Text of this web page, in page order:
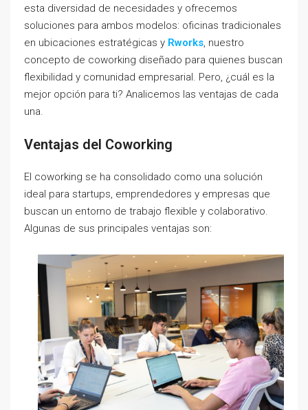
esta diversidad de necesidades y ofrecemos
soluciones para ambos modelos: oficinas tradicionales
en ubicaciones estratégicas y Rworks, nuestro
concepto de coworking diseñado para quienes buscan
flexibilidad y comunidad empresarial. Pero, ¿cuál es la
mejor opción para ti? Analicemos las ventajas de cada
una.
Ventajas del Coworking
El coworking se ha consolidado como una solución
ideal para startups, emprendedores y empresas que
buscan un entorno de trabajo flexible y colaborativo.
Algunas de sus principales ventajas son: